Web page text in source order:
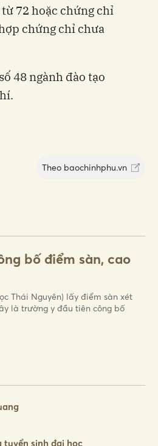
72 hoặc chứng chỉ
chứng chỉ chưa
48 ngành đào tạo
Theo baochinhphu.vn
bố điểm sàn, cao
Thái Nguyên) lấy điểm sàn xét
là trường y đầu tiên công bố
sinh đại học